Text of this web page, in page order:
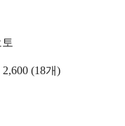
(18개)